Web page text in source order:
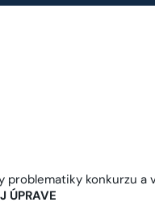
problematiky konkurzu a
ÚPRAVE